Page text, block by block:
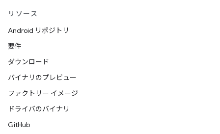
リソース
Android リポジトリ
要件
ダウンロード
バイナリのプレビュー
ファクトリー イメージ
ドライバのバイナリ
GitHub